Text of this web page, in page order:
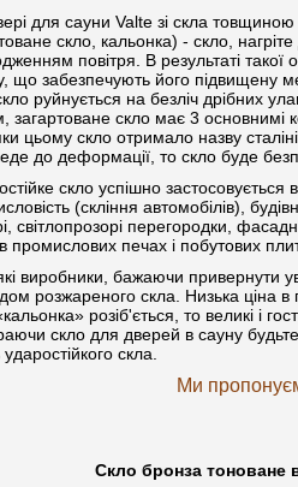
для сауни Valte зі скла товщиною
скло, кальонка) - скло,
повітря. В результаті
що забезпечують його підвищену
руйнується на безліч дрібних
загартоване скло має 3 основнимі
цьому скло отримало назву
до деформації, то скло буде
скло успішно
(скління автомобілів),
світлопрозорі перегородки,
в промислових печах і побутових
виробники, бажаючи привернути
розжареного скла. Низька
розіб'ється, то великі і
скло для дверей в сауну
ударостійкого скла.
Ми
Скло бронза тоноване в